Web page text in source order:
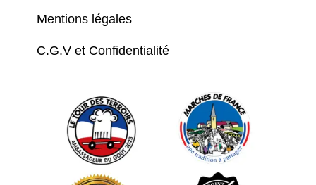
Mentions légales
C.G.V et Confidentialité